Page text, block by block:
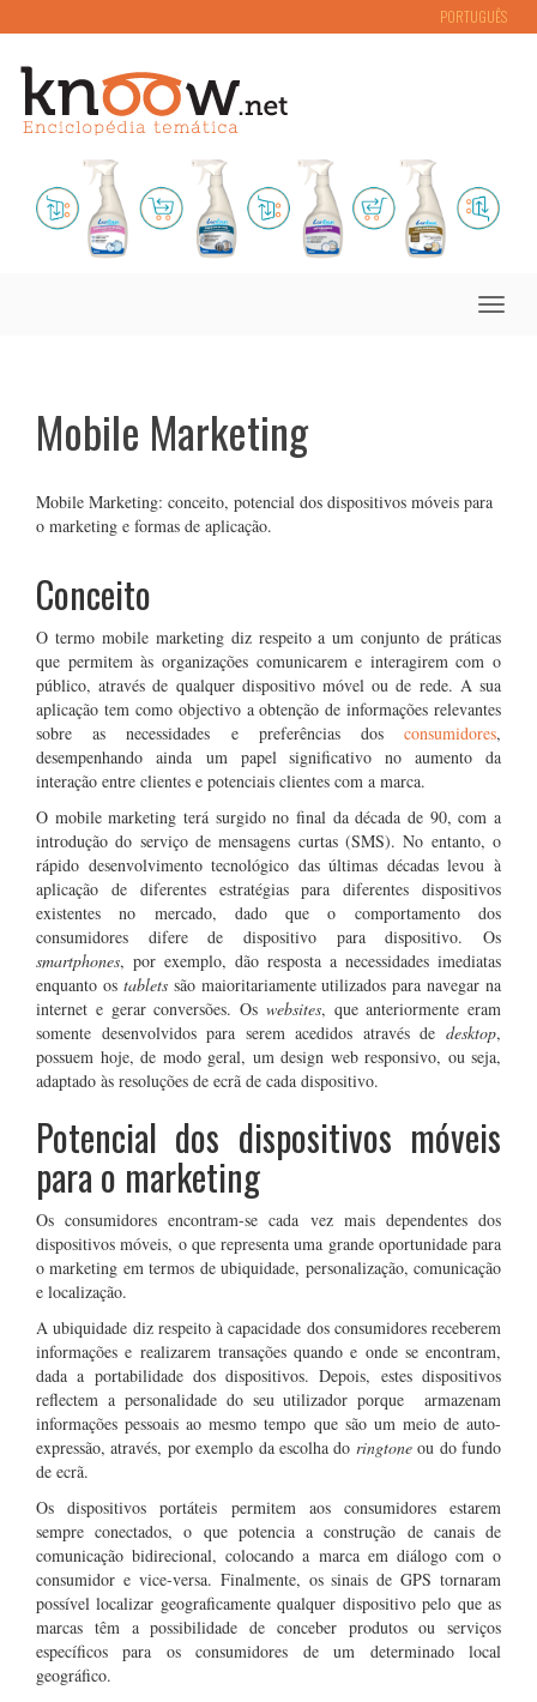
PORTUGUÊS
Toggle
Mobile Marketing
Mobile Marketing: conceito, potencial dos dispositivos móveis para
o marketing e formas de aplicação.
Conceito
O termo mobile marketing diz respeito a um conjunto de práticas
que permitem às organizações comunicarem e interagirem com o
público, através de qualquer dispositivo móvel ou de rede. A sua
aplicação tem como objectivo a obtenção de informações relevantes
sobre as necessidades e preferências dos consumidores,
desempenhando ainda um papel significativo no aumento da
interação entre clientes e potenciais clientes com a marca.
O mobile marketing terá surgido no final da década de 90, com a
introdução do serviço de mensagens curtas (SMS). No entanto, o
rápido desenvolvimento tecnológico das últimas décadas levou à
aplicação de diferentes estratégias para diferentes dispositivos
existentes no mercado, dado que o comportamento dos
consumidores difere de dispositivo para dispositivo. Os
smartphones, por exemplo, dão resposta a necessidades imediatas
enquanto os tabletssão maioritariamente utilizados para navegar na
internet e gerar conversões. Os websites, que anteriormente eram
somente desenvolvidos para serem acedidos através de desktop,
possuem hoje, de modo geral, um design web responsivo, ou seja,
adaptado às resoluções de ecrã de cada dispositivo.
Potencial dos dispositivos móveis
para o marketing
Os consumidores encontram-se cada vez mais dependentes dos
dispositivos móveis, o que representa uma grande oportunidade para
o marketing em termos de ubiquidade, personalização, comunicação
e localização.
A ubiquidade diz respeito à capacidade dos consumidores receberem
informações e realizarem transações quando e onde se encontram,
dada a portabilidade dos dispositivos. Depois, estes dispositivos
reflectem a personalidade do seu utilizador porque armazenam
informações pessoais ao mesmo tempo que são um meio de auto-
expressão, através, por exemplo da escolha do ringtoneou do fundo
de ecrã.
Os dispositivos portáteis permitem aos consumidores estarem
sempre conectados, o que potencia a construção de canais de
comunicação bidirecional, colocando a marca em diálogo com o
consumidor e vice-versa. Finalmente, os sinais de GPS tornaram
possível localizar geograficamente qualquer dispositivo pelo que as
marcas têm a possibilidade de conceber produtos ou serviços
específicos para os consumidores de um determinado local
geográfico.